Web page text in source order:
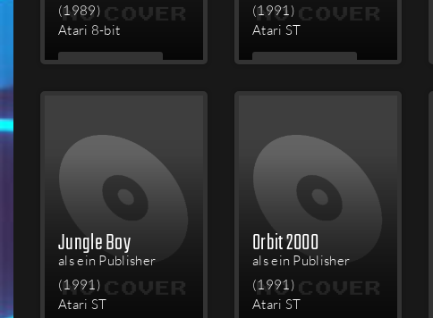
(1989)
Atari 8-bit
MEHR
(1991)
Atari ST
MEHR
Jungle Boy
als ein Publisher
(1991)
Atari ST
Orbit 2000
als ein Publisher
(1991)
Atari ST